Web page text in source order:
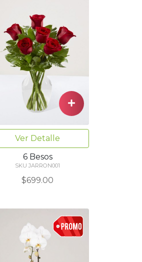
Ver Detalle
6 Besos
SKU JARRON001
$699.00